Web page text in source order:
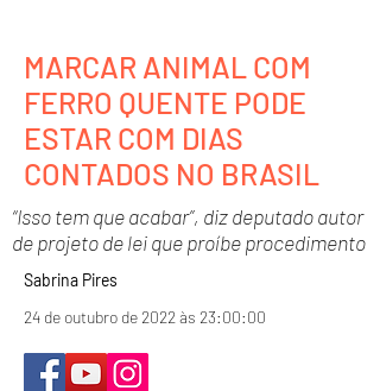
MARCAR ANIMAL COM
FERRO QUENTE PODE
ESTAR COM DIAS
CONTADOS NO BRASIL
“Isso tem que acabar”, diz deputado autor
de projeto de lei que proíbe procedimento
Sabrina Pires
24 de outubro de 2022 às 23:00:00